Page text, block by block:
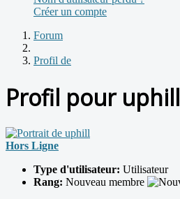
Créer un compte
Forum
Profil de
Profil pour uphill
Hors Ligne
Type d'utilisateur: Utilisateur
Rang: Nouveau membre